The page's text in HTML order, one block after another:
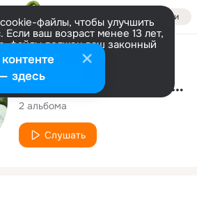
Войти
файлы, чтобы улучшить
Если ваш возраст менее 13 лет,
файлы должен ваш законный
Больше информации
Настроить
Исполнитель
Los Broncos De La Sierra
2 альбома
Слушать
здесь